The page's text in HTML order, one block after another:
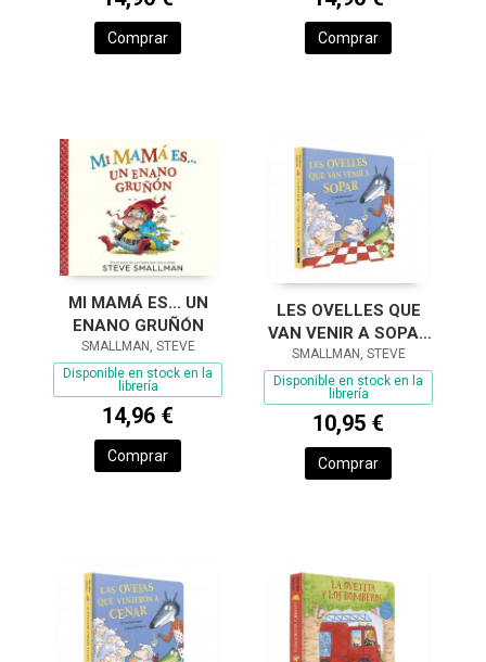
Comprar Comprar
MI MAMÁ ES... UN
ENANO GRUÑÓN
SMALLMAN, STEVE
Disponible en stock en la
librería
14,96 €
Comprar
LES OVELLES QUE
VAN VENIR A SOPAR
(L'OVELLETA QUE VA
VENIR A SOPAR.
LLIBRE DE CA
SMALLMAN, STEVE
Disponible en stock en la
librería
10,95 €
Comprar